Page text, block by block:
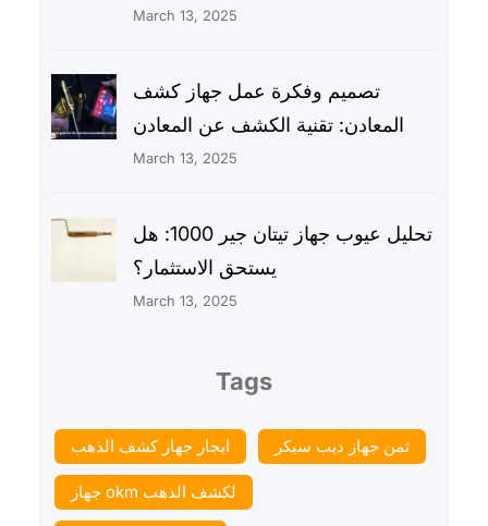
March 13, 2025
تصميم وفكرة عمل جهاز كشف
المعادن: تقنية الكشف عن المعادن
March 13, 2025
تحليل عيوب جهاز تيتان جير 1000: هل
يستحق الاستثمار؟
March 13, 2025
Tags
ايجار جهاز كشف الذهب ثمن جهاز ديب سيكر
جهاز okm لكشف الذهب